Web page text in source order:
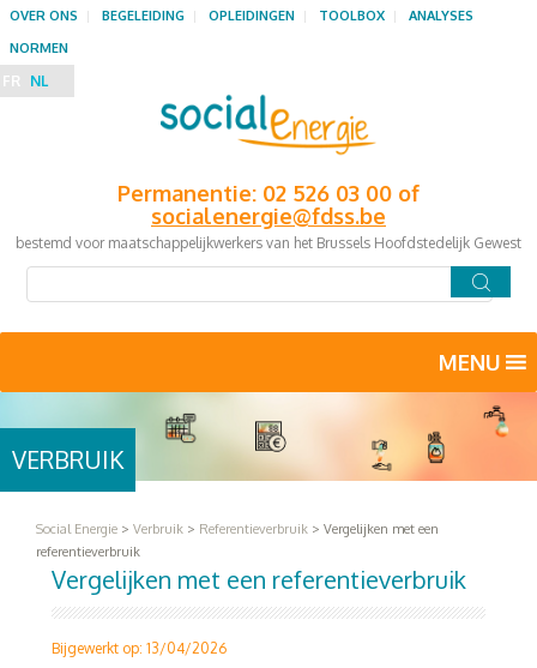
Permanentie: 02 526 03 00 of
socialenergie@fdss.be
bestemd voor maatschappelijkwerkers van het Brussels Hoofdstedelijk Gewest
OVER ONS BEGELEIDING OPLEIDINGEN TOOLBOX
ANALYSES
NORMEN
FR NL
MENU
Social Energie > Verbruik > Referentieverbruik > Vergelijken met een
referentieverbruik
VERBRUIK
Vergelijken met een referentieverbruik
Bijgewerkt op: 13/04/2026